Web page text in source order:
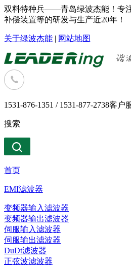
双料特种兵——青岛绿波杰能！专
补偿装置等的研发与生产近20年！
关于绿波杰能 | 网站地图
1531-876-1351 / 1531-877-2738客户
搜索
首页
EMI滤波器
变频器输入滤波器
变频器输出滤波器
伺服输入滤波器
伺服输出滤波器
DuDt滤波器
正弦波滤波器